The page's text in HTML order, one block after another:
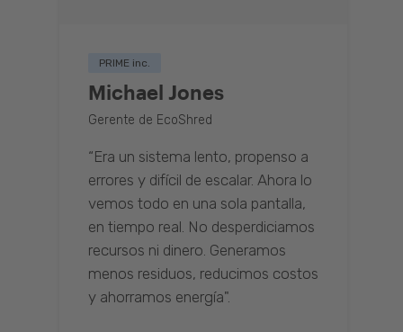
PRIME inc.
Michael Jones
Gerente de EcoShred
“Era un sistema lento, propenso a
errores y difícil de escalar. Ahora lo
vemos todo en una sola pantalla,
en tiempo real. No desperdiciamos
recursos ni dinero. Generamos
menos residuos, reducimos costos
y ahorramos energía".